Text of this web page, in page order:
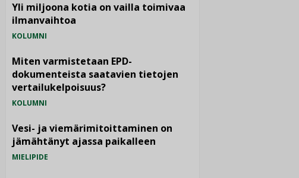
Yli miljoona kotia on vailla toimivaa
ilmanvaihtoa
KOLUMNI
Miten varmistetaan EPD-
dokumenteista saatavien tietojen
vertailukelpoisuus?
KOLUMNI
Vesi- ja viemärimitoittaminen on
jämähtänyt ajassa paikalleen
MIELIPIDE